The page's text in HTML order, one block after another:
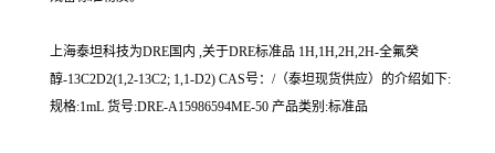
上海泰坦科技为DRE国内 ,关于DRE标准品 1H,1H,2H,2H-全氟癸
醇-13C2D2(1,2-13C2; 1,1-D2) CAS号：/（泰坦现货供应）的介绍如下:
规格:1mL 货号:DRE-A15986594ME-50 产品类别:标准品